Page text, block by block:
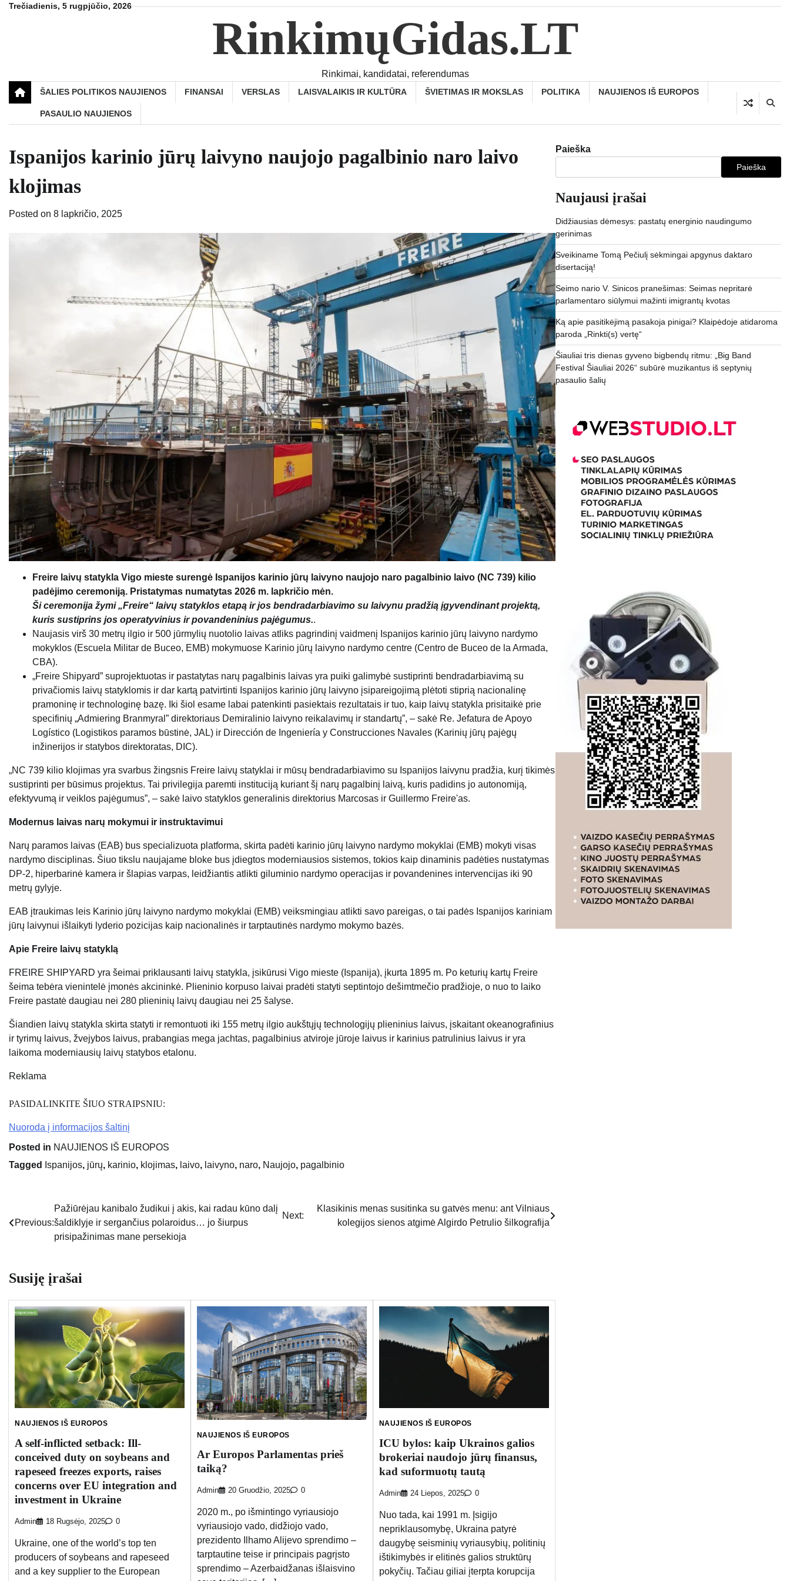
SkipTrečiadienis, 5 rugpjūčio, 2026
RinkimųGidas.LT
Rinkimai, kandidatai, referendumas
ŠALIES POLITIKOS NAUJIENOS FINANSAI VERSLAS LAISVALAIKIS IR KULTŪRA ŠVIETIMAS IR MOKSLAS POLITIKA NAUJIENOS IŠ EUROPOS
PASAULIO NAUJIENOS
Ispanijos karinio jūrų laivyno naujojo pagalbinio naro laivo
klojimas
Posted on 8 lapkričio, 2025
Freire laivų statykla Vigo mieste surengė Ispanijos karinio jūrų laivyno naujojo naro pagalbinio laivo (NC 739) kilio
padėjimo ceremoniją. Pristatymas numatytas 2026 m. lapkričio mėn.
Ši ceremonija žymi „Freire“ laivų statyklos etapą ir jos bendradarbiavimo su laivynu pradžią įgyvendinant projektą,
kuris sustiprins jos operatyvinius ir povandeninius pajėgumus..
Naujasis virš 30 metrų ilgio ir 500 jūrmylių nuotolio laivas atliks pagrindinį vaidmenį Ispanijos karinio jūrų laivyno nardymo
mokyklos (Escuela Militar de Buceo, EMB) mokymuose Karinio jūrų laivyno nardymo centre (Centro de Buceo de la Armada,
CBA).
„Freire Shipyard” suprojektuotas ir pastatytas narų pagalbinis laivas yra puiki galimybė sustiprinti bendradarbiavimą su
privačiomis laivų statyklomis ir dar kartą patvirtinti Ispanijos karinio jūrų laivyno įsipareigojimą plėtoti stiprią nacionalinę
pramoninę ir technologinę bazę. Iki šiol esame labai patenkinti pasiektais rezultatais ir tuo, kaip laivų statykla prisitaikė prie
specifinių „Admiering Branmyral” direktoriaus Demiralinio laivyno reikalavimų ir standartų”, – sakė Re. Jefatura de Apoyo
Logístico (Logistikos paramos būstinė, JAL) ir Dirección de Ingeniería y Construcciones Navales (Karinių jūrų pajėgų
inžinerijos ir statybos direktoratas, DIC).
„NC 739 kilio klojimas yra svarbus žingsnis Freire laivų statyklai ir mūsų bendradarbiavimo su Ispanijos laivynu pradžia, kurį tikimės
sustiprinti per būsimus projektus. Tai privilegija paremti instituciją kuriant šį narų pagalbinį laivą, kuris padidins jo autonomiją,
efektyvumą ir veiklos pajėgumus”, – sakė laivo statyklos generalinis direktorius Marcosas ir Guillermo Freire'as.
Modernus laivas narų mokymui ir instruktavimui
Narų paramos laivas (EAB) bus specializuota platforma, skirta padėti karinio jūrų laivyno nardymo mokyklai (EMB) mokyti visas
nardymo disciplinas. Šiuo tikslu naujajame bloke bus įdiegtos moderniausios sistemos, tokios kaip dinaminis padėties nustatymas
DP-2, hiperbarinė kamera ir šlapias varpas, leidžiantis atlikti giluminio nardymo operacijas ir povandenines intervencijas iki 90
metrų gylyje.
EAB įtraukimas leis Karinio jūrų laivyno nardymo mokyklai (EMB) veiksmingiau atlikti savo pareigas, o tai padės Ispanijos kariniam
jūrų laivynui išlaikyti lyderio pozicijas kaip nacionalinės ir tarptautinės nardymo mokymo bazės.
Apie Freire laivų statyklą
FREIRE SHIPYARD yra šeimai priklausanti laivų statykla, įsikūrusi Vigo mieste (Ispanija), įkurta 1895 m. Po keturių kartų Freire
šeima tebėra vienintelė įmonės akcininkė. Plieninio korpuso laivai pradėti statyti septintojo dešimtmečio pradžioje, o nuo to laiko
Freire pastatė daugiau nei 280 plieninių laivų daugiau nei 25 šalyse.
Šiandien laivų statykla skirta statyti ir remontuoti iki 155 metrų ilgio aukštųjų technologijų plieninius laivus, įskaitant okeanografinius
ir tyrimų laivus, žvejybos laivus, prabangias mega jachtas, pagalbinius atviroje jūroje laivus ir karinius patrulinius laivus ir yra
laikoma moderniausių laivų statybos etalonu.
Reklama
PASIDALINKITE ŠIUO STRAIPSNIU:
Nuoroda į informacijos šaltinį
Posted in NAUJIENOS IŠ EUROPOS
Tagged
Ispanijos, jūrų, karinio, klojimas, laivo, laivyno, naro, Naujojo, pagalbinio
Navigacija
Previous:
Pažiūrėjau kanibalo žudikui į akis, kai radau kūno dalį
šaldiklyje ir sergančius polaroidus… jo šiurpus
prisipažinimas mane persekioja
Next:
Klasikinis menas susitinka su gatvės menu: ant Vilniaus
kolegijos sienos atgimė Algirdo Petrulio šilkografija
Susiję įrašai
NAUJIENOS IŠ EUROPOS
A self-inflicted setback: Ill-
conceived duty on soybeans and
rapeseed freezes exports, raises
concerns over EU integration and
investment in Ukraine
Admin 18 Rugsėjo, 2025 0
Ukraine, one of the world’s top ten
producers of soybeans and rapeseed
and a key supplier to the European
NAUJIENOS IŠ EUROPOS
Ar Europos Parlamentas prieš
taiką?
Admin 20 Gruodžio, 2025 0
2020 m., po išmintingo vyriausiojo
vyriausiojo vado, didžiojo vado,
prezidento Ilhamo Alijevo sprendimo –
tarptautine teise ir principais pagrįsto
sprendimo – Azerbaidžanas išlaisvino
NAUJIENOS IŠ EUROPOS
ICU bylos: kaip Ukrainos galios
brokeriai naudojo jūrų finansus,
kad suformuotų tautą
Admin 24 Liepos, 2025 0
Nuo tada, kai 1991 m. Įsigijo
nepriklausomybę, Ukraina patyrė
daugybę seisminių vyriausybių, politinių
ištikimybės ir elitinės galios struktūrų
pokyčių. Tačiau giliai įterpta korupcija
Paieška
Paieška
Naujausi įrašai
Didžiausias dėmesys: pastatų energinio naudingumo
gerinimas
Sveikiname Tomą Pečiulį sėkmingai apgynus daktaro
disertaciją!
Seimo nario V. Sinicos pranešimas: Seimas nepritarė
parlamentaro siūlymui mažinti imigrantų kvotas
Ką apie pasitikėjimą pasakoja pinigai? Klaipėdoje atidaroma
paroda „Rinkti(s) vertę“
Šiauliai tris dienas gyveno bigbendų ritmu: „Big Band
Festival Šiauliai 2026“ subūrė muzikantus iš septynių
pasaulio šalių